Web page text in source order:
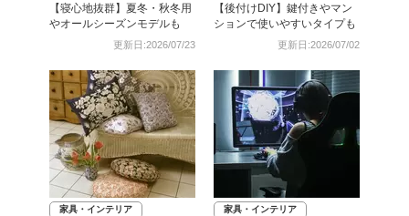
【寝心地抜群】夏冬・秋冬用
やオールシーズンモデルも
更新日:2026/07/23
【後付けDIY】鍵付きやマン
ションで使いやすいタイプも
更新日:2026/07/02
家具・インテリア 家具・インテリア